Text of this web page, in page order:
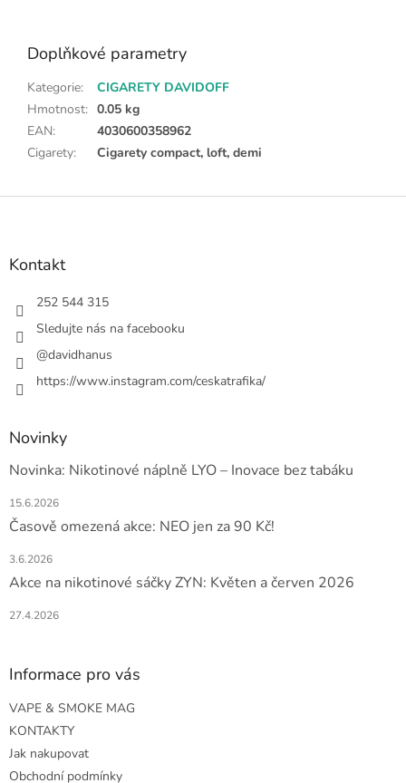
Doplňkové parametry
Kategorie:
CIGARETY DAVIDOFF
Hmotnost: 0.05 kg
EAN:
4030600358962
Cigarety: Cigarety compact, loft, demi
Z
Kontakt
252 544 315
Sledujte nás na facebooku
@davidhanus
https://www.instagram.com/ceskatrafika/
Novinky
Novinka: Nikotinové náplně LYO – Inovace bez tabáku
15.6.2026
Časově omezená akce: NEO jen za 90 Kč!
3.6.2026
Akce na nikotinové sáčky ZYN: Květen a červen 2026
27.4.2026
Informace pro vás
VAPE & SMOKE MAG
KONTAKTY
Jak nakupovat
Obchodní podmínky